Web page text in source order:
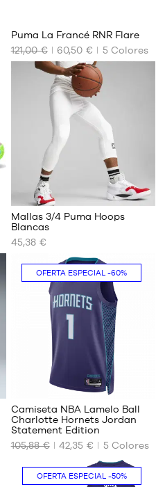
TAMAÑOS
DISPONIBLES
Puma La Francé RNR Flare
121,00 €
60,50 € 5 Colores
TAMAÑOS
DISPONIBLES
Mallas 3/4 Puma Hoops
Blancas
45,38 €
OFERTA ESPECIAL -60%
TAMAÑOS
32
Camiseta NBA Lamelo Ball
Charlotte Hornets Jordan
Statement Edition
105,88 €
42,35 € 5 Colores
OFERTA ESPECIAL -50%